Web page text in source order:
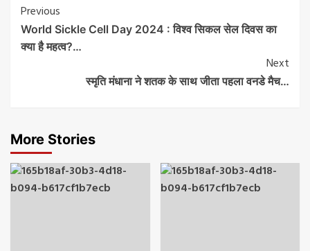
Post
Navigation
Previous
World Sickle Cell Day 2024 : विश्व सिकल सेल दिवस का
क्या है महत्व?…
Next
स्मृति मंधाना ने शतक के साथ जीता पहला वनडे मैच…
More Stories